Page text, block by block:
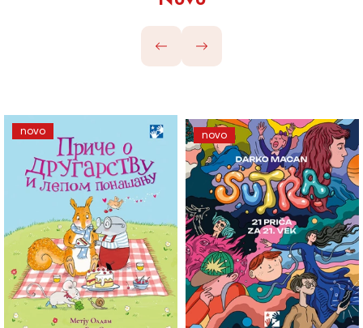
novo novo